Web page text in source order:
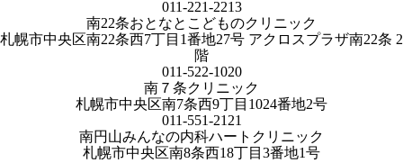
011-221-2213
南22条おとなとこどものクリニック
札幌市中央区南22条西7丁目1番地27号 アクロスプラザ南22条 2
階
011-522-1020
南７条クリニック
札幌市中央区南7条西9丁目1024番地2号
011-551-2121
南円山みんなの内科ハートクリニック
札幌市中央区南8条西18丁目3番地1号